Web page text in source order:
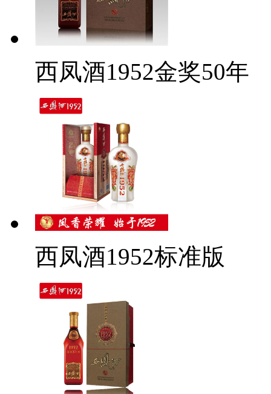
西凤酒1952金奖50年
西凤酒1952标准版